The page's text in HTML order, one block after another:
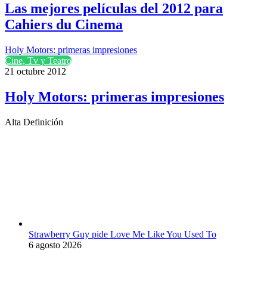
Las mejores películas del 2012 para
Cahiers du Cinema
Holy Motors: primeras impresiones
Cine, Tv y Teatro
21 octubre 2012
Holy Motors: primeras impresiones
Alta Definición
Strawberry Guy pide Love Me Like You Used To
6 agosto 2026